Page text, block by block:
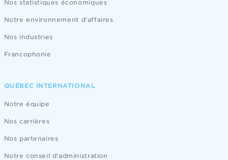
Nos statistiques économiques
Notre environnement d'affaires
Nos industries
Francophonie
QUÉBEC INTERNATIONAL
Notre équipe
Nos carrières
Nos partenaires
Notre conseil d'administration